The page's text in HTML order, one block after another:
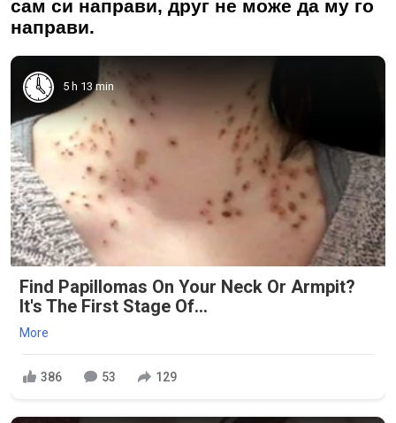
сам си направи, друг не може да му го
направи.
5 h 13 min
Find Papillomas On Your Neck Or Armpit?
It's The First Stage Of...
More
386 53 129